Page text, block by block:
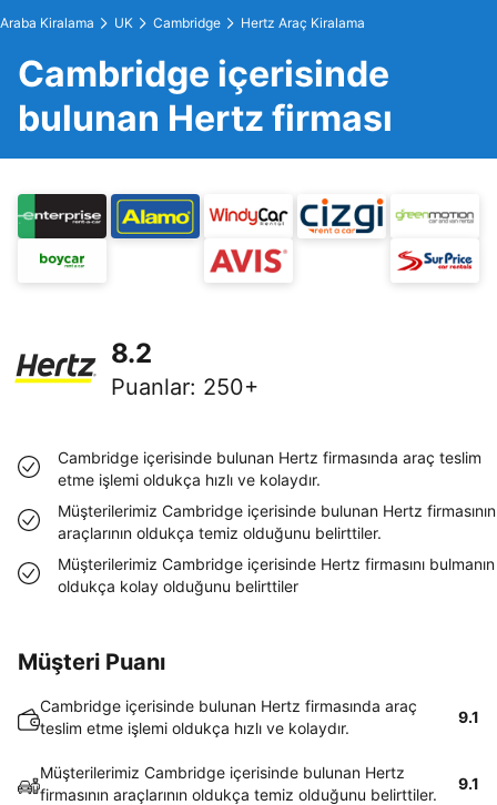
Araba Kiralama UK Cambridge Hertz Araç Kiralama
Cambridge içerisinde
bulunan Hertz firması
8.2
Puanlar: 250+
Cambridge içerisinde bulunan Hertz firmasında araç teslim
etme işlemi oldukça hızlı ve kolaydır.
Müşterilerimiz Cambridge içerisinde bulunan Hertz firmasının
araçlarının oldukça temiz olduğunu belirttiler.
Müşterilerimiz Cambridge içerisinde Hertz firmasını bulmanın
oldukça kolay olduğunu belirttiler
Müşteri Puanı
Cambridge içerisinde bulunan Hertz firmasında araç
teslim etme işlemi oldukça hızlı ve kolaydır.
9.1
Müşterilerimiz Cambridge içerisinde bulunan Hertz
firmasının araçlarının oldukça temiz olduğunu belirttiler.
9.1